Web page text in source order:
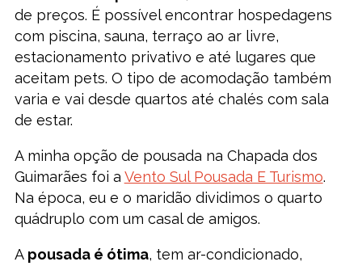
de preços. É possível encontrar hospedagens
com piscina, sauna, terraço ao ar livre,
estacionamento privativo e até lugares que
aceitam pets. O tipo de acomodação também
varia e vai desde quartos até chalés com sala
de estar.
A minha opção de pousada na Chapada dos
Guimarães foi a Vento Sul Pousada E Turismo.
Na época, eu e o maridão dividimos o quarto
quádruplo com um casal de amigos.
A pousada é ótima, tem ar-condicionado,